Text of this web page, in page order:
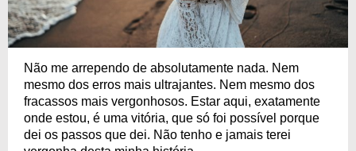
Não me arrependo de absolutamente nada. Nem
mesmo dos erros mais ultrajantes. Nem mesmo dos
fracassos mais vergonhosos. Estar aqui, exatamente
onde estou, é uma vitória, que só foi possível porque
dei os passos que dei. Não tenho e jamais terei